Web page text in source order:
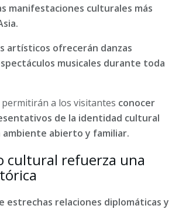
manifestaciones culturales más
artísticos ofrecerán danzas
musicales durante toda
permitirán a los visitantes conocer
de la identidad cultural
ambiente abierto y familiar.
cultural refuerza una
estrechas relaciones diplomáticas y